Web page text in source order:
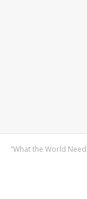
“What the World